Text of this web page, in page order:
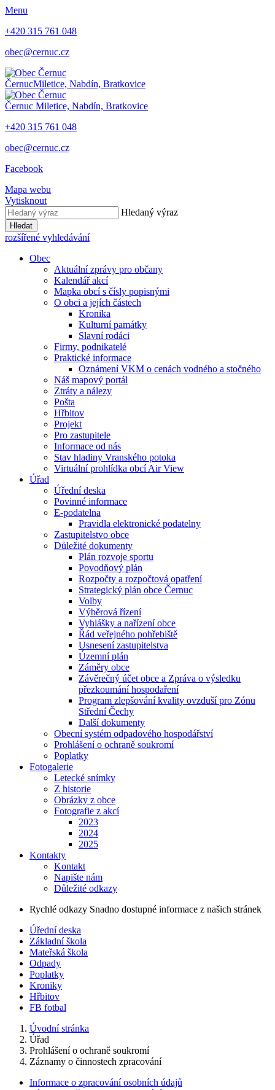
Menu
+420 315 761 048
obec@cernuc.cz
ČernucMiletice, Nabdín, Bratkovice
Černuc Miletice, Nabdín, Bratkovice
+420 315 761 048
obec@cernuc.cz
Facebook
Mapa webu
Vytisknout
Hledaný výraz
Hledat
rozšířené vyhledávání
Obec
Aktuální zprávy pro občany
Kalendář akcí
Mapka obcí s čísly popisnými
O obci a jejích částech
Kronika
Kulturní památky
Slavní rodáci
Firmy, podnikatelé
Praktické informace
Oznámení VKM o cenách vodného a stočného
Náš mapový portál
Ztráty a nálezy
Pošta
Hřbitov
Projekt
Pro zastupitele
Informace od nás
Stav hladiny Vranského potoka
Virtuální prohlídka obcí Air View
Úřad
Úřední deska
Povinné informace
E-podatelna
Pravidla elektronické podatelny
Zastupitelstvo obce
Důležité dokumenty
Plán rozvoje sportu
Povodňový plán
Rozpočty a rozpočtová opatření
Strategický plán obce Černuc
Volby
Výběrová řízení
Vyhlášky a nařízení obce
Řád veřejného pohřebiště
Usnesení zastupitelstva
Územní plán
Záměry obce
Závěrečný účet obce a Zpráva o výsledku
přezkoumání hospodaření
Program zlepšování kvality ovzduší pro Zónu
Střední Čechy
Další dokumenty
Obecní systém odpadového hospodářství
Prohlášení o ochraně soukromí
Poplatky
Fotogalerie
Letecké snímky
Z historie
Obrázky z obce
Fotografie z akcí
2023
2024
2025
Kontakty
Kontakt
Napište nám
Důležité odkazy
Rychlé odkazy Snadno dostupné informace z našich stránek
Úřední deska
Základní škola
Mateřská škola
Odpady
Poplatky
Kroniky
Hřbitov
FB fotbal
Úvodní stránka
Úřad
Prohlášení o ochraně soukromí
Záznamy o činnostech zpracování
Informace o zpracování osobních údajů